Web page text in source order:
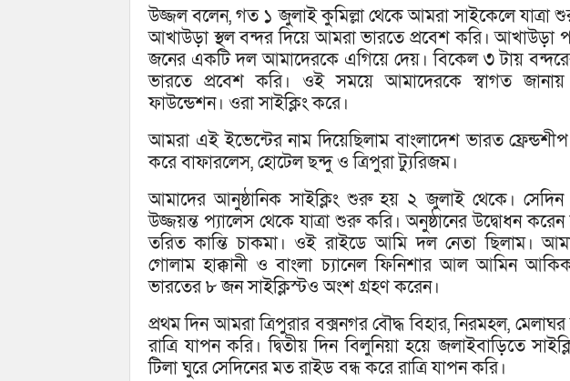
উজ্জল বলেন, গত ১ জুলাই কুমিল্লা থেকে আমরা সাইকেলে যাত্রা
আখাউড়া স্থল বন্দর দিয়ে আমরা ভারতে প্রবেশ করি। আখাউড়া
জনের একটি দল আমাদেরকে এগিয়ে দেয়। বিকেল ৩ টায়
ভারতে প্রবেশ করি। ওই সময়ে আমাদেরকে স্বাগত
ফাউন্ডেশন। ওরা সাইক্লিং করে।
আমরা এই ইভেন্টের নাম দিয়েছিলাম বাংলাদেশ ভারত
করে বাফারলেস, হোটেল ছন্দু ও ত্রিপুরা ট্যুরিজম।
আমাদের আনুষ্ঠানিক সাইক্লিং শুরু হয় ২ জুলাই থেকে।
উজ্জয়ন্ত প্যালেস থেকে যাত্রা শুরু করি। অনুষ্ঠানের উদ্বোধন করেন
তরিত কান্তি চাকমা। ওই রাইডে আমি দল নেতা ছিলাম।
গোলাম হাক্কানী ও বাংলা চ্যানেল ফিনিশার আল আমিন
ভারতের ৮ জন সাইক্লিস্টও অংশ গ্রহণ করেন।
প্রথম দিন আমরা ত্রিপুরার বক্সনগর বৌদ্ধ বিহার, নিরমহল,
রাত্রি যাপন করি। দ্বিতীয় দিন বিলুনিয়া হয়ে জলাইবাড়িতে
টিলা ঘুরে সেদিনের মত রাইড বন্ধ করে রাত্রি যাপন করি।